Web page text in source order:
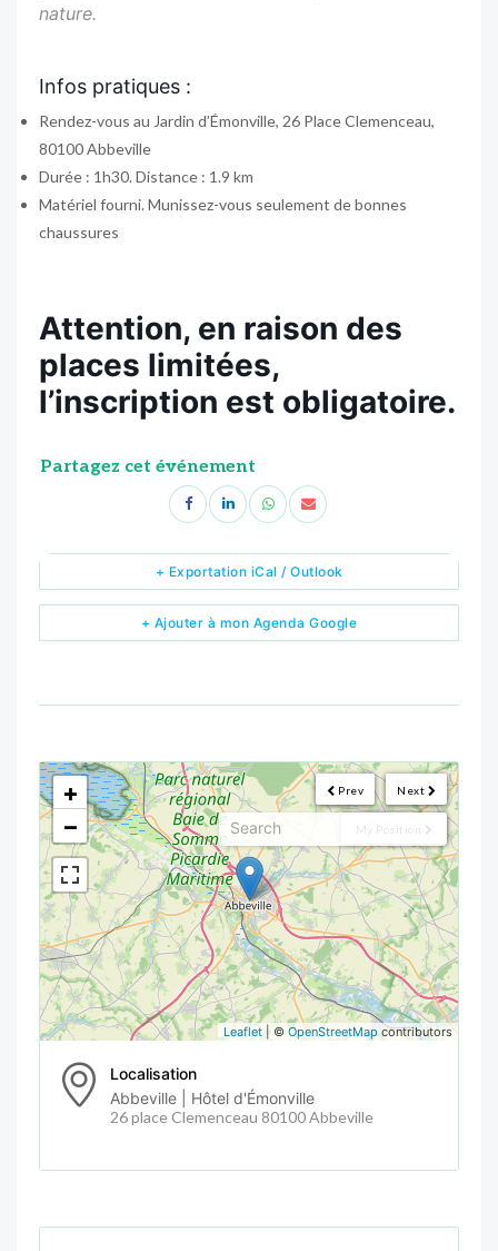
nature.
Infos pratiques :
Rendez-vous au Jardin d’Émonville, 26 Place Clemenceau,
80100 Abbeville
Durée : 1h30. Distance : 1.9 km
Matériel fourni. Munissez-vous seulement de bonnes
chaussures
Attention, en raison des
places limitées,
l’inscription est obligatoire.
Partagez cet événement
+ Ajouter à mon Agenda Google
+ Exportation iCal / Outlook
Next
Prev
My Position
<!---->
+
−
Leaflet | © OpenStreetMap contributors
Localisation
Abbeville | Hôtel d'Émonville
26 place Clemenceau 80100 Abbeville